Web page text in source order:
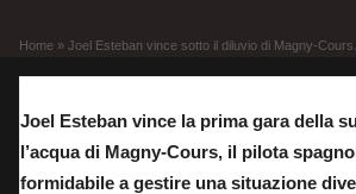
Home » Joel Esteban vince sotto il diluvio di Magny-
Joel Esteban vince la prima gara della
l’acqua di Magny-Cours, il pilota
formidabile a gestire una situazione